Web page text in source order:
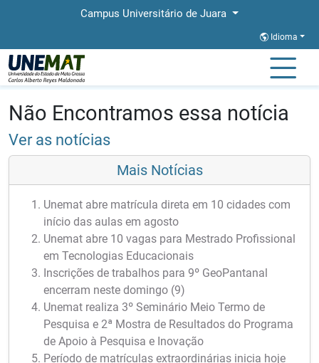
Campus Universitário de Juara
Idioma
Página Inicial
Não Encontramos essa notícia
Ver as notícias
Mais Notícias
Unemat abre matrícula direta em 10 cidades com
início das aulas em agosto
Unemat abre 10 vagas para Mestrado Profissional
em Tecnologias Educacionais
Inscrições de trabalhos para 9º GeoPantanal
encerram neste domingo (9)
Unemat realiza 3º Seminário Meio Termo de
Pesquisa e 2ª Mostra de Resultados do Programa
de Apoio à Pesquisa e Inovação
Período de matrículas extraordinárias inicia hoje